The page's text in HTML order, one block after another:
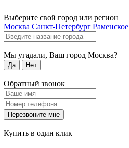
Выберите свой город или регион
Москва Санкт-Петербург Раменское
Мы угадали, Ваш город Москва?
Да Нет
Обратный звонок
Перезвоните мне
Купить в один клик